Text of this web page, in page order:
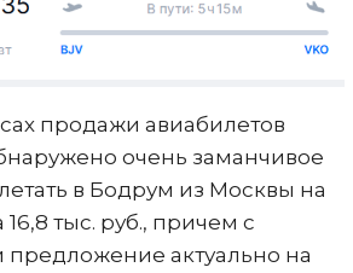
продажи авиабилетов
очень заманчивое
в Бодрум из Москвы на
тыс. руб., причем с
предложение актуально на